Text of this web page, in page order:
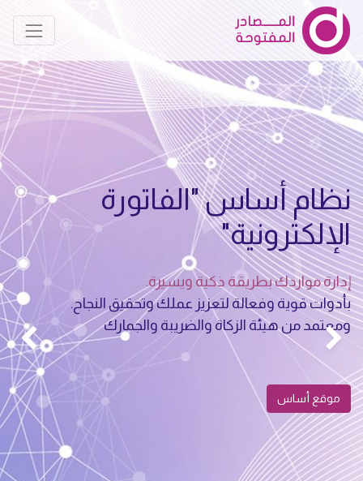
نظام أساس "الفاتورة
الإلكترونية"
إدارة مواردك بطريقة ذكية ويسيرة.
بأدوات قوية وفعالة لتعزيز عملك وتحقيق النجاح.
ومعتمد من هيئة الزكاة والضريبة والجمارك
موقع أساس
السابق